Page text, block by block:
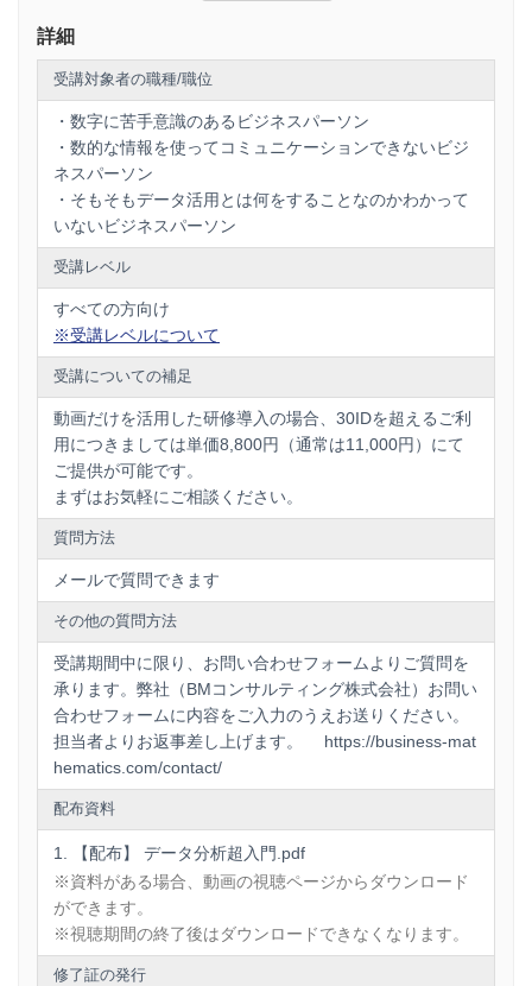
じめとする全国の商工会議所／一般社団法人日本商工倶
楽部／名古屋中小企業投資育成株式会社／一般社団法人
日本情報システムユーザー協会／静岡経済研究所／岡山
経済研究所／四国生産性本部／関西経営管理協会／株式
会社経営支援センター／みらいコンサルティング／かん
き出版／日刊工業新聞／あしぎん総合研究所／三十三総
研／伊予銀行／ダイブ／株式会社ホープス／サイコム・
ブレインズ株式会社／Brew 株式会社／新社会システム総
合研究所／ビジネス・フォーラム事務局／そのほか大手
企業の研修クライアント多数
＜ 教育機関 ＞
明治大学／早稲田大学／産業能率大学／中小企業大学校
／東京家政大学／多摩大学／千葉明徳学園／聖学院中学
【主な参考図書】（すべて担当講師の著書）
『徹底的に数字で考える』（フォレスト出版）
『数学女子智香が教える
うことです』（日経BP
版社）
『入社１年目からの数字の使い方』（日本実業出版社）
【注意事項】（個人でのお申し込みの場合）
申し込み完了から10日以内に動画を開封してください。
視聴開始から
期限を過ぎますと受講権限が消滅しますのでご注意くだ
さい。
3)仮説を立てましょう
4)確かめるべき数値を明らかにする
5)「比較」と「分解」で課題を明らかにする
3.まずはこれだけでOK!データを料理する技術
1)相乗平均で長期的なトレンドを掴む
2)標準偏差でリスクの大きさを掴む
3)期待値と変動係数でリスクの大きさを掴む
※映像時間 およそ70分間
※実際のプログラム内容と一部異なる場合がございます
※BMコンサルティング株式会社の企画する他プログラムと内
詳細
受講対象者の職種/職位
・数字に苦手意識のあるビジネスパーソン
・数的な情報を使ってコミュニケーションできないビジ
ネスパーソン
・そもそもデータ活用とは何をすることなのかわかって
いないビジネスパーソン
受講レベル
すべての方向け
※受講レベルについて
受講についての補足
動画だけを活用した研修導入の場合、30IDを超えるご利
用につきましては単価8,800円（通常は11,000円）にて
ご提供が可能です。
まずはお気軽にご相談ください。
質問方法
メールで質問できます
その他の質問方法
受講期間中に限り、お問い合わせフォームよりご質問を
承ります。弊社（BMコンサルティング株式会社）お問い
合わせフォームに内容をご入力のうえお送りください。
担当者よりお返事差し上げます。 https://business-mat
hematics.com/contact/
配布資料
【配布】 データ分析超入門.pdf
※資料がある場合、動画の視聴ページからダウンロード
ができます。
※視聴期間の終了後はダウンロードできなくなります。
修了証の発行